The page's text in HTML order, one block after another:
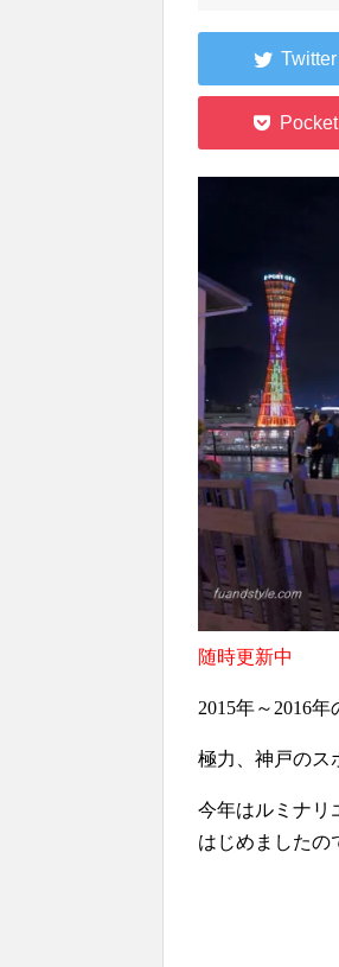
随時更新中
2015年～2016
極力、神戸のス
今年はルミナリ
はじめましたの